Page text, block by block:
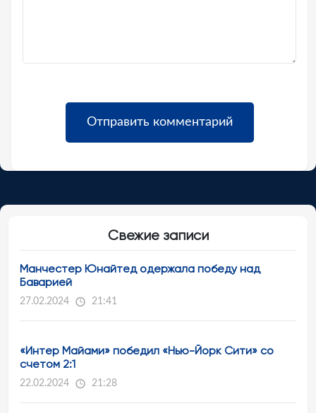
Свежие записи
Манчестер Юнайтед одержала победу над
Баварией
27.02.2024 21:41
«Интер Майами» победил «Нью-Йорк Сити» со
счетом 2:1
22.02.2024 21:28